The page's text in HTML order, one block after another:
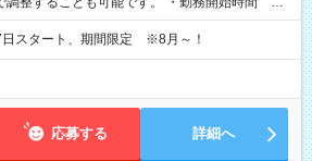
勤務終了時間 15:45～18:30 ・実働 05:00～
スタート、期間限定 ※8月～！
応募する 詳細へ